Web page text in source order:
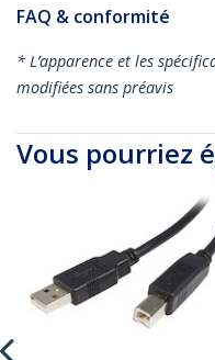
FAQ & conformité
* L’apparence et les
modifiées sans préavis
Vous pourriez